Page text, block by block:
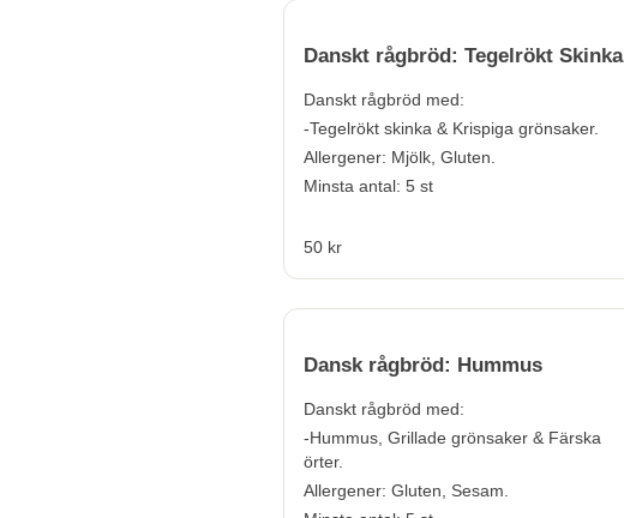
Danskt rågbröd: Tegelrökt Skinka
Danskt rågbröd med:
-Tegelrökt skinka & Krispiga grönsaker.
Allergener: Mjölk, Gluten.
Minsta antal: 5 st
50 kr
Dansk rågbröd: Hummus
Danskt rågbröd med:
-Hummus, Grillade grönsaker & Färska
örter.
Allergener: Gluten, Sesam.